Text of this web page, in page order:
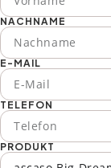
NACHNAME
E-MAIL
TELEFON
PRODUKT